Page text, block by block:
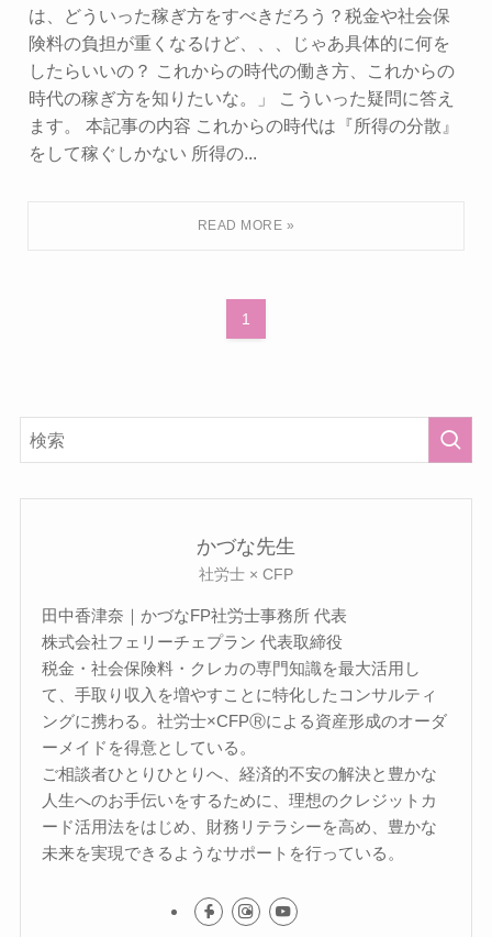
は、どういった稼ぎ方をすべきだろう？税金や社会保
険料の負担が重くなるけど、、、じゃあ具体的に何を
したらいいの？ これからの時代の働き方、これからの
時代の稼ぎ方を知りたいな。」 こういった疑問に答え
ます。 本記事の内容 これからの時代は『所得の分散』
をして稼ぐしかない 所得の...
1
かづな先生
社労士 × CFP
田中香津奈｜かづなFP社労士事務所 代表
株式会社フェリーチェプラン 代表取締役
税金・社会保険料・クレカの専門知識を最大活用し
て、手取り収入を増やすことに特化したコンサルティ
ングに携わる。社労士×CFPⓇによる資産形成のオーダ
ーメイドを得意としている。
ご相談者ひとりひとりへ、経済的不安の解決と豊かな
人生へのお手伝いをするために、理想のクレジットカ
ード活用法をはじめ、財務リテラシーを高め、豊かな
未来を実現できるようなサポートを行っている。